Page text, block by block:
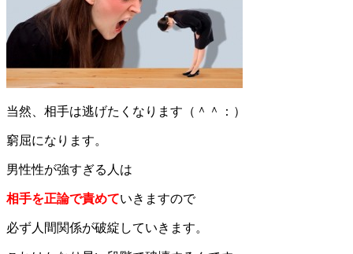
当然、相手は逃げたくなります（＾＾：）
窮屈になります。
男性性が強すぎる人は
相手を正論で責めていきますので
必ず人間関係が破綻していきます。